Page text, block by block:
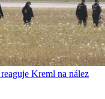
Kreml na nález